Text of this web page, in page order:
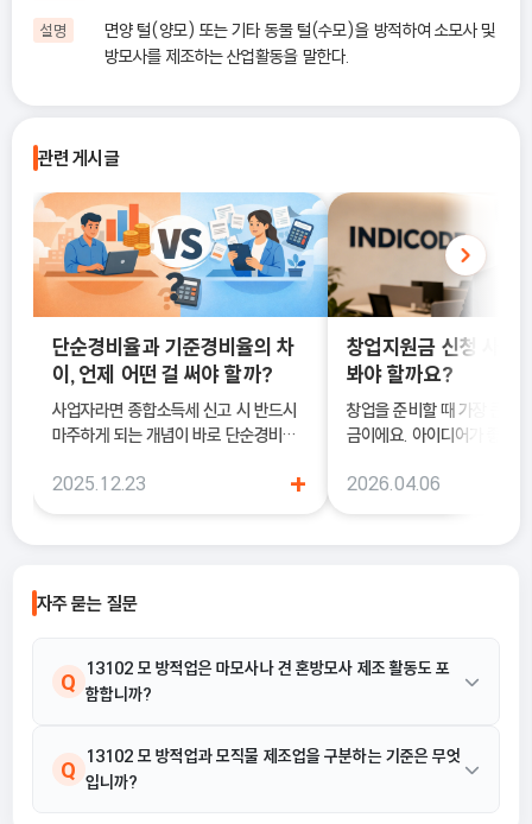
설명
면양 털(양모) 또는 기타 동물 털(수모)을 방적하여 소모사 및
방모사를 제조하는 산업활동을 말한다.
관련 게시글
단순경비율과 기준경비율의 차
이, 언제 어떤 걸 써야 할까?
사업자라면 종합소득세 신고 시 반드시
마주하게 되는 개념이 바로 단순경비율
에서는 이 두 가지의 차이를 정확히 이해
경비율의 개념부터, 어떤 경우에 어떤 방
으로 정리합니다.
2025.12.23 +
창업지원금 신청 사이
봐야 할까요?
창업을 준비할 때 가장 큰 고
금이에요. 아이디어가 좋아
이럴 때 도움이 되는 것이 바
2026.04.06
자주 묻는 질문
Q
13102 모 방적업은 마모사나 견 혼방모사 제조 활동도 포
함합니까?
A 네, 포함됩니다. 13102 모 방적업의 활동 예시에는 견 노일 혼방모
사 제조, 마모사 제조, 섬수모사 제조, 조수모사 제조가 명시되어 있
Q
13102 모 방적업과 모직물 제조업을 구분하는 기준은 무엇
입니까?